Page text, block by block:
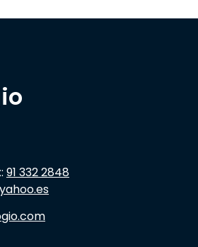
91 332 2848